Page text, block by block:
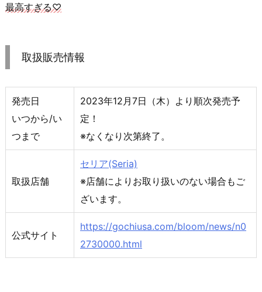
最高すぎる♡
取扱販売情報
発売日
いつから/い
つまで
2023年12月7日（木）より順次発売予
定！
※なくなり次第終了。
取扱店舗
セリア(Seria)
※店舗によりお取り扱いのない場合もご
ざいます。
公式サイト
https://gochiusa.com/bloom/news/n0
2730000.html